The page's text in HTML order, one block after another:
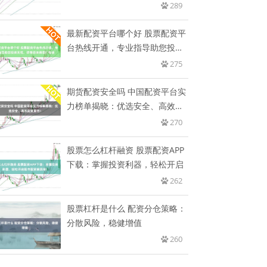
289
最新配资平台哪个好 股票配资平
台热线开通，专业指导助您投资
275
期货配资安全吗 中国配资平台实
力榜单揭晓：优选安全、高效配
270
股票怎么杠杆融资 股票配资APP
下载：掌握投资利器，轻松开启
262
股票杠杆是什么 配资分仓策略：
分散风险，稳健增值
260